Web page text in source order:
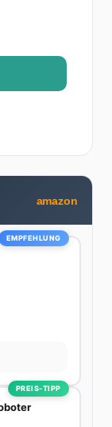
alles, was
und
hin zu
lesen.
Frauen an
basieren
schonamazon
EMPFEHLUNG
PREIS-TIPP